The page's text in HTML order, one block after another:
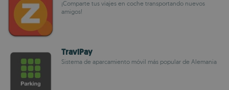
¡Comparte tus viajes en coche transportando nuevos
amigos!
TraviPay
Sistema de aparcamiento móvil más popular de Alemania